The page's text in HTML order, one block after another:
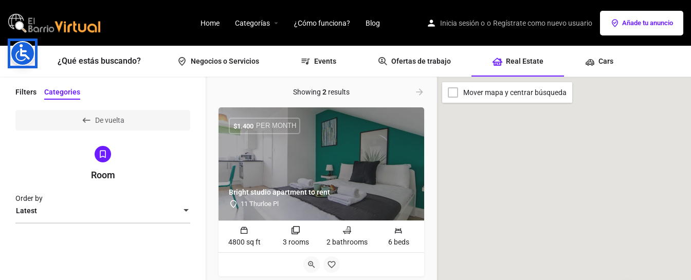
Home Categorías ¿Cómo funciona? Blog Inicia sesión o o Regístrate como nuevo usuario Añade tu anuncio
¿Qué estás buscando? Negocios o Servicios Events Ofertas de trabajo Real Estate Cars
Filters Categories
De vuelta
Room
Latest
Order by
Showing 2 results
Bright studio apartment to rent
11 Thurloe Pl
$1.400 PER MONTH
4800 sq ft 3 rooms 2 bathrooms 6 beds
Mover mapa y centrar búsqueda